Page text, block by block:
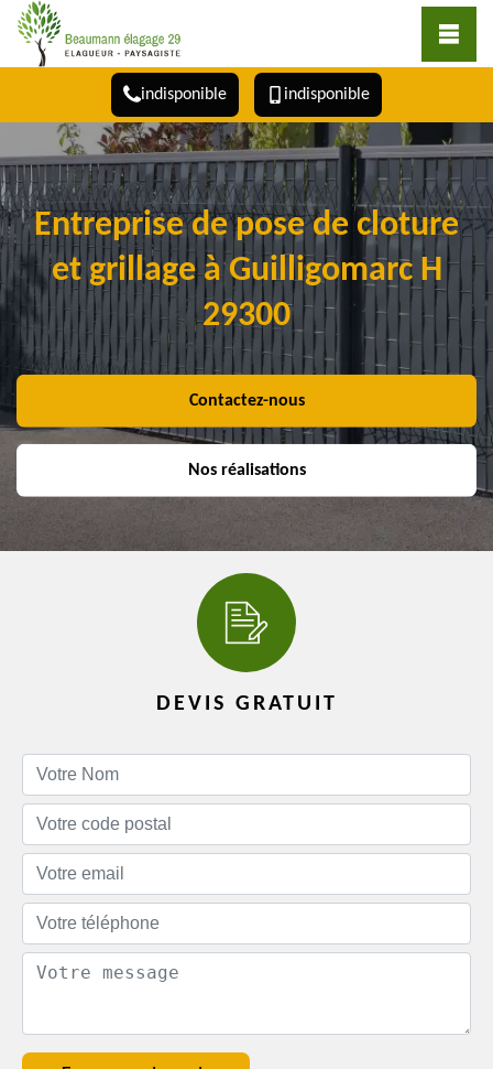
indisponible indisponible
Entreprise de pose de cloture
et grillage à Guilligomarc H
29300
Contactez-nous
Nos réalisations
DEVIS GRATUIT